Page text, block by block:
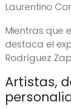
Laurentino
Mientras que
destaca el
Rodríguez
Artistas,